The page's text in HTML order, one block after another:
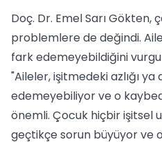
Doç. Dr. Emel Sarı Gökten,
problemlere de değindi.
fark edemeyebildiğini
"Aileler, işitmedeki azlığı
edemeyebiliyor ve o
önemli. Çocuk hiçbir işitsel
geçtikçe sorun büyüyor ve